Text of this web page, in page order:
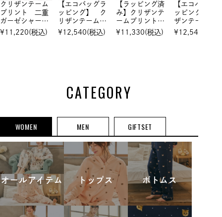
クリザンテーム
プリント 二重
ガーゼシャーリ
ング 7分袖セ
ットアップ
¥ 11,220(税込)
【エコバッグラ
ッピング】 ク
リザンテームプ
リント 二重ガ
ーゼシャーリン
¥ 12,540(税込)
【ラッピング済
み】クリザンテ
ームプリント
二重ガーゼシャ
ーリング ノー
¥ 11,330(税込)
【エコバッグラ
ッピング】クリ
ザンテームプリ
ント 二重ガー
ゼシャーリン
¥ 12,540
CATEGORY
WOMEN MEN GIFTSET
オールアイテム トップス ボトムス